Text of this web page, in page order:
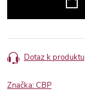
Dotaz k produktu
Značka:CBP